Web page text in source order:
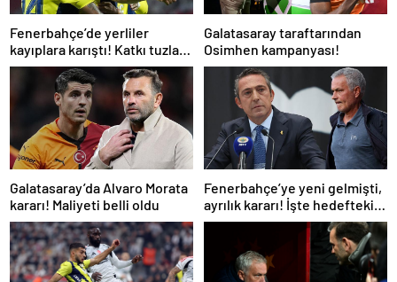
Fenerbahçe’de yerliler
kayıplara karıştı! Katkı tuzla
buz oldu
Galatasaray taraftarından
Osimhen kampanyası!
Galatasaray’da Alvaro Morata
kararı! Maliyeti belli oldu
Fenerbahçe’ye yeni gelmişti,
ayrılık kararı! İşte hedefteki
ilk yıldız